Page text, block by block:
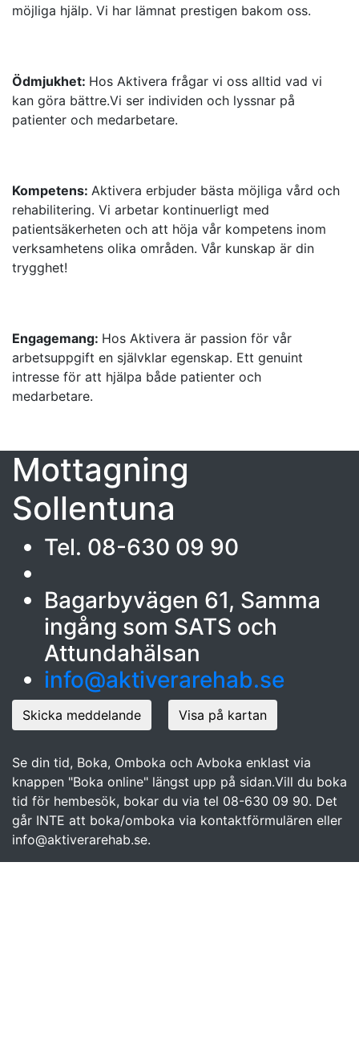
möjliga hjälp. Vi har lämnat prestigen bakom oss.
Ödmjukhet: Hos Aktivera frågar vi oss alltid vad vi
kan göra bättre.Vi ser individen och lyssnar på
patienter och medarbetare.
Kompetens: Aktivera erbjuder bästa möjliga vård och
rehabilitering. Vi arbetar kontinuerligt med
patientsäkerheten och att höja vår kompetens inom
verksamhetens olika områden. Vår kunskap är din
trygghet!
Engagemang: Hos Aktivera är passion för vår
arbetsuppgift en självklar egenskap. Ett genuint
intresse för att hjälpa både patienter och
medarbetare.
Mottagning
Sollentuna
Tel. 08-630 09 90
Bagarbyvägen 61, Samma
ingång som SATS och
Attundahälsan
info@aktiverarehab.se
Skicka meddelande Visa på kartan
Se din tid, Boka, Omboka och Avboka enklast via
knappen "Boka online" längst upp på sidan.Vill du boka
tid för hembesök, bokar du via tel 08-630 09 90. Det
går INTE att boka/omboka via kontaktförmulären eller
info@aktiverarehab.se.